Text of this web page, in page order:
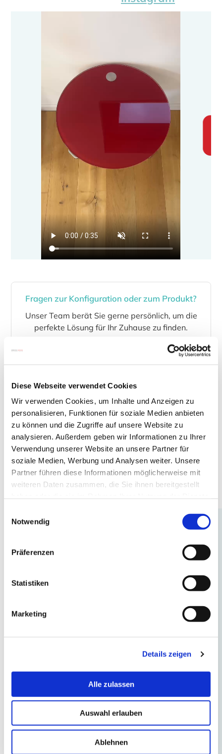
Diese Webseite verwendet Cookies
Wir verwenden Cookies, um Inhalte und Anzeigen zu
personalisieren, Funktionen für soziale Medien anbieten
zu können und die Zugriffe auf unsere Website zu
analysieren. Außerdem geben wir Informationen zu Ihrer
Verwendung unserer Website an unsere Partner für
soziale Medien, Werbung und Analysen weiter. Unsere
Partner führen diese Informationen möglicherweise mit
weiteren Daten zusammen, die Sie ihnen bereitgestellt
Notwendig
Präferenzen
Statistiken
Marketing
Details zeigen
Alle zulassen
Auswahl erlauben
Ablehnen
Fragen zur Konfiguration oder zum Produkt?
Unser Team berät Sie gerne persönlich, um die
perfekte Lösung für Ihr Zuhause zu finden.
E-Mail schreiben
10
stark